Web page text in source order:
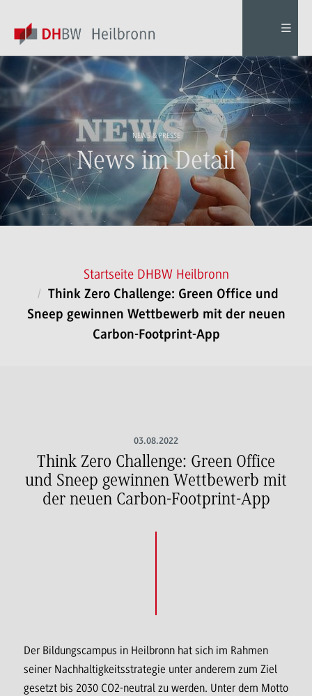
NEWS & PRESSE
News im Detail
Startseite DHBW Heilbronn
Think Zero Challenge: Green Office und
Sneep gewinnen Wettbewerb mit der neuen
Carbon-Footprint-App
03.08.2022
Think Zero Challenge: Green Office
und Sneep gewinnen Wettbewerb mit
der neuen Carbon-Footprint-App
Der Bildungscampus in Heilbronn hat sich im Rahmen
seiner Nachhaltigkeitsstrategie unter anderem zum Ziel
gesetzt bis 2030 CO2-neutral zu werden. Unter dem Motto